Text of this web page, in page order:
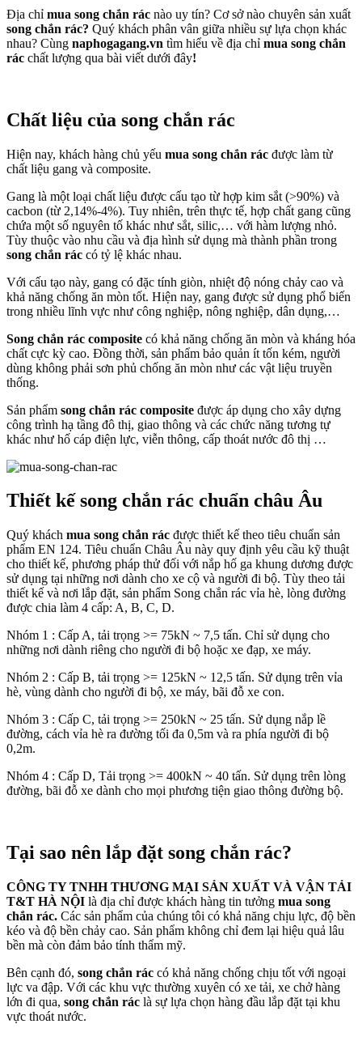
Địa chỉ mua song chắn rác nào uy tín? Cơ sở nào chuyên sản xuất
song chắn rác? Quý khách phân vân giữa nhiều sự lựa chọn khác
nhau? Cùng naphogagang.vn tìm hiểu về địa chỉ mua song chắn
rác chất lượng qua bài viết dưới đây!
Chất liệu của song chắn rác
Hiện nay, khách hàng chủ yếu mua song chắn rác được làm từ
chất liệu gang và composite.
Gang là một loại chất liệu được cấu tạo từ hợp kim sắt (>90%) và
cacbon (từ 2,14%-4%). Tuy nhiên, trên thực tế, hợp chất gang cũng
chứa một số nguyên tố khác như sắt, silic,… với hàm lượng nhỏ.
Tùy thuộc vào nhu cầu và địa hình sử dụng mà thành phần trong
song chắn rác có tỷ lệ khác nhau.
Với cấu tạo này, gang có đặc tính giòn, nhiệt độ nóng chảy cao và
khả năng chống ăn mòn tốt. Hiện nay, gang được sử dụng phổ biến
trong nhiều lĩnh vực như công nghiệp, nông nghiệp, dân dụng,…
Song chắn rác composite có khả năng chống ăn mòn và kháng hóa
chất cực kỳ cao. Đồng thời, sản phẩm bảo quản ít tốn kém, người
dùng không phải sơn phủ chống ăn mòn như các vật liệu truyền
thống.
Sản phẩm song chắn rác composite được áp dụng cho xây dựng
công trình hạ tầng đô thị, giao thông và các chức năng tương tự
khác như hố cáp điện lực, viễn thông, cấp thoát nước đô thị …
Thiết kế song chắn rác chuẩn châu Âu
Quý khách mua song chắn rác được thiết kế theo tiêu chuẩn sản
phẩm EN 124. Tiêu chuẩn Châu Âu này quy định yêu cầu kỹ thuật
cho thiết kế, phương pháp thử đối với nắp hố ga khung dương được
sử dụng tại những nơi dành cho xe cộ và người đi bộ. Tùy theo tải
thiết kế và nơi lắp đặt, sản phẩm Song chắn rác vỉa hè, lòng đường
được chia làm 4 cấp: A, B, C, D.
Nhóm 1 : Cấp A, tải trọng >= 75kN ~ 7,5 tấn. Chỉ sử dụng cho
những nơi dành riêng cho người đi bộ hoặc xe đạp, xe máy.
Nhóm 2 : Cấp B, tải trọng >= 125kN ~ 12,5 tấn. Sử dụng trên vỉa
hè, vùng dành cho người đi bộ, xe máy, bãi đỗ xe con.
Nhóm 3 : Cấp C, tải trọng >= 250kN ~ 25 tấn. Sử dụng nắp lề
đường, cách vỉa hè ra đường tối đa 0,5m và ra phía người đi bộ
0,2m.
Nhóm 4 : Cấp D, Tải trọng >= 400kN ~ 40 tấn. Sử dụng trên lòng
đường, bãi đỗ xe dành cho mọi phương tiện giao thông đường bộ.
Tại sao nên lắp đặt song chắn rác?
CÔNG TY TNHH THƯƠNG MẠI SẢN XUẤT VÀ VẬN TẢI
T&T HÀ NỘI là địa chỉ được khách hàng tin tưởng mua song
chắn rác. Các sản phẩm của chúng tôi có khả năng chịu lực, độ bền
kéo và độ bền chảy cao. Sản phẩm không chỉ đem lại hiệu quả lâu
bền mà còn đảm bảo tính thẩm mỹ.
Bên cạnh đó, song chắn rác có khả năng chống chịu tốt với ngoại
lực va đập. Với các khu vực thường xuyên có xe tải, xe chở hàng
lớn đi qua, song chắn rác là sự lựa chọn hàng đầu lắp đặt tại khu
vực thoát nước.